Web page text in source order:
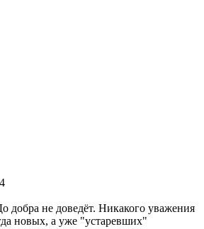
добра не доведёт. Никакого уважения
новых, а уже "устаревших"